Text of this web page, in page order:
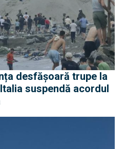
desfășoară trupe la
suspendă acordul